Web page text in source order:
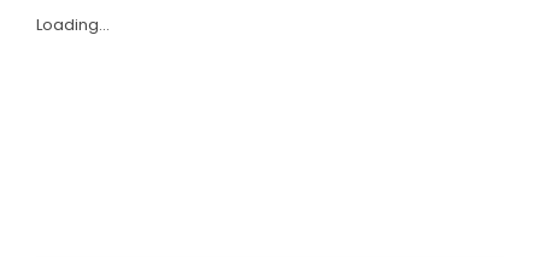
Loading...